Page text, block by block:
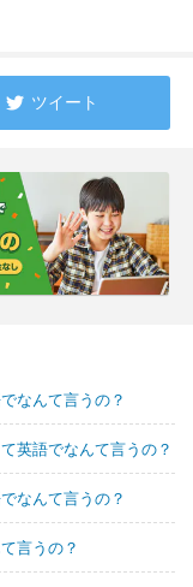
ツイート
なんて言うの？
英語でなんて言うの？
なんて言うの？
言うの？